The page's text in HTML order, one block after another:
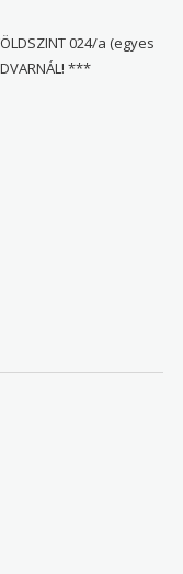
024/a (egyes
***